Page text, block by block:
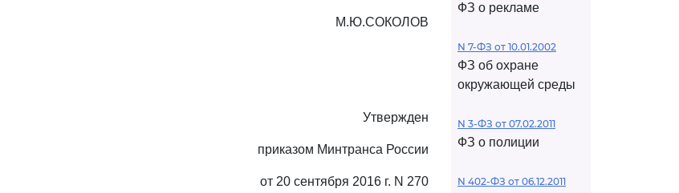
М.Ю.СОКОЛОВ
Утвержден
приказом Минтранса России
от 20 сентября 2016 г. N 270
ФЗ о рекламе
N 7-ФЗ от 10.01.2002
ФЗ об охране
окружающей среды
N 3-ФЗ от 07.02.2011
ФЗ о полиции
N 402-ФЗ от 06.12.2011